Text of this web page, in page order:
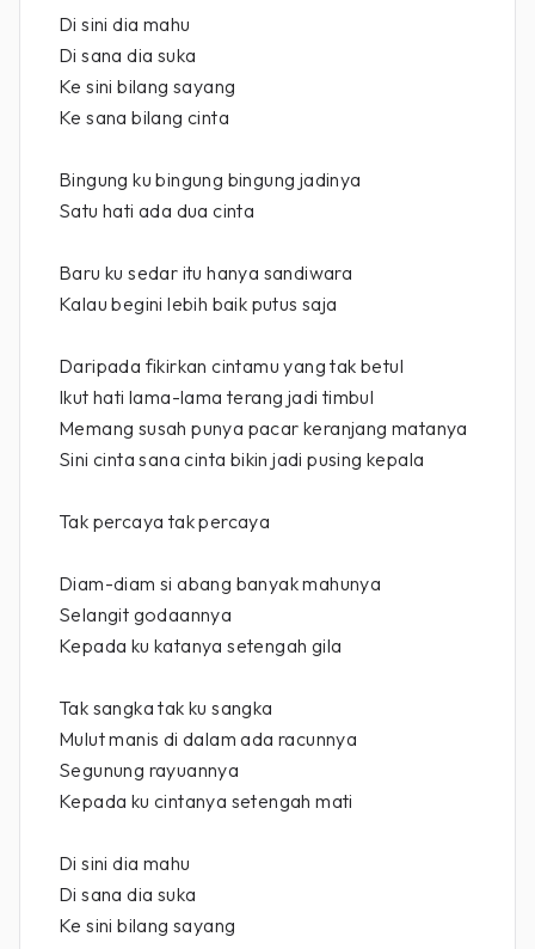
Di sini dia mahu
Di sana dia suka
Ke sini bilang sayang
Ke sana bilang cinta
Bingung ku bingung bingung jadinya
Satu hati ada dua cinta
Baru ku sedar itu hanya sandiwara
Kalau begini lebih baik putus saja
Daripada fikirkan cintamu yang tak betul
Ikut hati lama-lama terang jadi timbul
Memang susah punya pacar keranjang matanya
Sini cinta sana cinta bikin jadi pusing kepala
Tak percaya tak percaya
Diam-diam si abang banyak mahunya
Selangit godaannya
Kepada ku katanya setengah gila
Tak sangka tak ku sangka
Mulut manis di dalam ada racunnya
Segunung rayuannya
Kepada ku cintanya setengah mati
Di sini dia mahu
Di sana dia suka
Ke sini bilang sayang